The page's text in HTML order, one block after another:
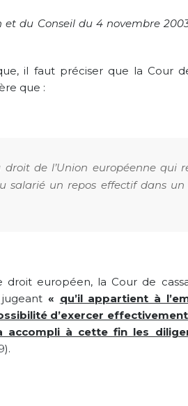
du Conseil du 4 novembre
il faut préciser que la Cour
que :
de l’Union européenne qui
salarié un repos effectif dans un
européen, la Cour de
« qu’il appartient à
d’exercer
accompli à cette fin les
).